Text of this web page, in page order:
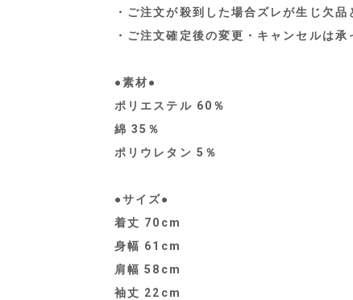
・ご注文が殺到した場合ズレが生じ欠品
・ご注文確定後の変更・キャンセルは
●素材●
ポリエステル 60％
綿 35％
ポリウレタン 5％
●サイズ●
着丈 70cm
身幅 61cm
肩幅 58cm
袖丈 22cm